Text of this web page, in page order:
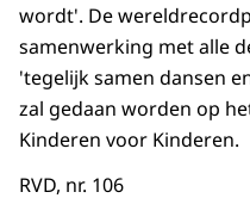
wordt'. De
samenwerking met alle
'tegelijk samen dansen
zal gedaan worden op
Kinderen voor Kinderen.
RVD, nr. 106